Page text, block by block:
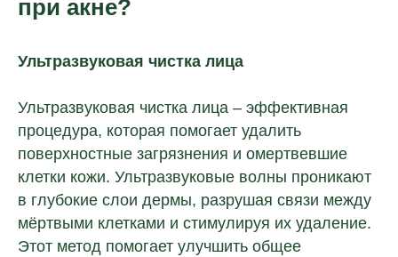
при акне?
Ультразвуковая чистка лица
Ультразвуковая чистка лица – эффективная
процедура, которая помогает удалить
поверхностные загрязнения и омертвевшие
клетки кожи. Ультразвуковые волны проникают
в глубокие слои дермы, разрушая связи между
мёртвыми клетками и стимулируя их удаление.
Этот метод помогает улучшить общее